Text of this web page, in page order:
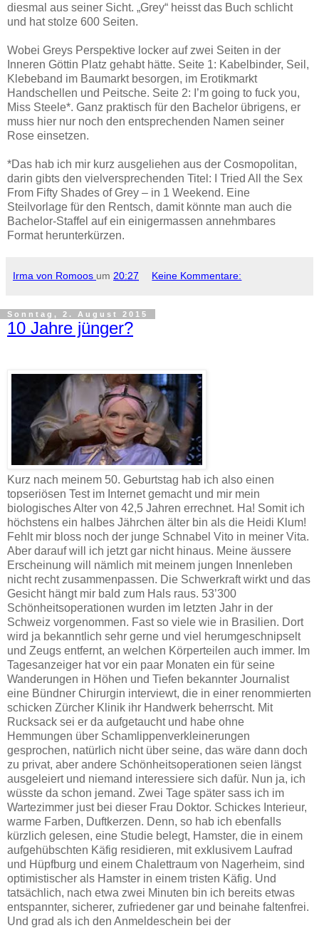
diesmal aus seiner Sicht. „Grey“ heisst das Buch schlicht
und hat stolze 600 Seiten.
Wobei Greys Perspektive locker auf zwei Seiten in der
Inneren Göttin Platz gehabt hätte. Seite 1: Kabelbinder, Seil,
Klebeband im Baumarkt besorgen, im Erotikmarkt
Handschellen und Peitsche. Seite 2: I’m going to fuck you,
Miss Steele*. Ganz praktisch für den Bachelor übrigens, er
muss hier nur noch den entsprechenden Namen seiner
Rose einsetzen.
*Das hab ich mir kurz ausgeliehen aus der Cosmopolitan,
darin gibts den vielversprechenden Titel: I Tried All the Sex
From Fifty Shades of Grey – in 1 Weekend. Eine
Steilvorlage für den Rentsch, damit könnte man auch die
Bachelor-Staffel auf ein einigermassen annehmbares
Format herunterkürzen.
Irma von Romoos um 20:27 Keine Kommentare:
Sonntag, 2. August 2015
10 Jahre jünger?
Kurz nach meinem 50. Geburtstag hab ich also einen
topseriösen Test im Internet gemacht und mir mein
biologisches Alter von 42,5 Jahren errechnet. Ha! Somit ich
höchstens ein halbes Jährchen älter bin als die Heidi Klum!
Fehlt mir bloss noch der junge Schnabel Vito in meiner Vita.
Aber darauf will ich jetzt gar nicht hinaus. Meine äussere
Erscheinung will nämlich mit meinem jungen Innenleben
nicht recht zusammenpassen. Die Schwerkraft wirkt und das
Gesicht hängt mir bald zum Hals raus. 53’300
Schönheitsoperationen wurden im letzten Jahr in der
Schweiz vorgenommen. Fast so viele wie in Brasilien. Dort
wird ja bekanntlich sehr gerne und viel herumgeschnipselt
und Zeugs entfernt, an welchen Körperteilen auch immer. Im
Tagesanzeiger hat vor ein paar Monaten ein für seine
Wanderungen in Höhen und Tiefen bekannter Journalist
eine Bündner Chirurgin interviewt, die in einer renommierten
schicken Zürcher Klinik ihr Handwerk beherrscht. Mit
Rucksack sei er da aufgetaucht und habe ohne
Hemmungen über Schamlippenverkleinerungen
gesprochen, natürlich nicht über seine, das wäre dann doch
zu privat, aber andere Schönheitsoperationen seien längst
ausgeleiert und niemand interessiere sich dafür. Nun ja, ich
wüsste da schon jemand. Zwei Tage später sass ich im
Wartezimmer just bei dieser Frau Doktor. Schickes Interieur,
warme Farben, Duftkerzen. Denn, so hab ich ebenfalls
kürzlich gelesen, eine Studie belegt, Hamster, die in einem
aufgehübschten Käfig residieren, mit exklusivem Laufrad
und Hüpfburg und einem Chalettraum von Nagerheim, sind
optimistischer als Hamster in einem tristen Käfig. Und
tatsächlich, nach etwa zwei Minuten bin ich bereits etwas
entspannter, sicherer, zufriedener gar und beinahe faltenfrei.
Und grad als ich den Anmeldeschein bei der